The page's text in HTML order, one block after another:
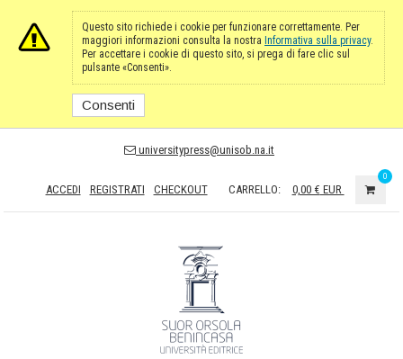
Questo sito richiede i cookie per funzionare correttamente. Per
maggiori informazioni consulta la nostra Informativa sulla privacy.
Per accettare i cookie di questo sito, si prega di fare clic sul
pulsante «Consenti».
Consenti
universitypress@unisob.na.it
ACCEDI REGISTRATI CHECKOUT CARRELLO: 0,00 € EUR
0